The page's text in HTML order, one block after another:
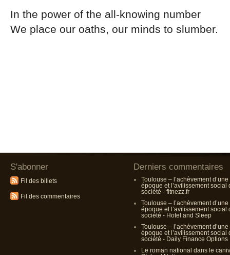
In the power of the all-knowing number
We place our oaths, our minds to slumber.
S'abonner
Fil des billets
Fil des commentaires
Derniers commentaires
Toulouse – l’achèvement d’une
époque et l’avilissement social
société - fitnezz.fr
Toulouse – l’achèvement d’une
époque et l’avilissement social
société - Hotel and Sleep
Toulouse – l’achèvement d’une
époque et l’avilissement social
société - Daily Finance Options
Le roman national dans le